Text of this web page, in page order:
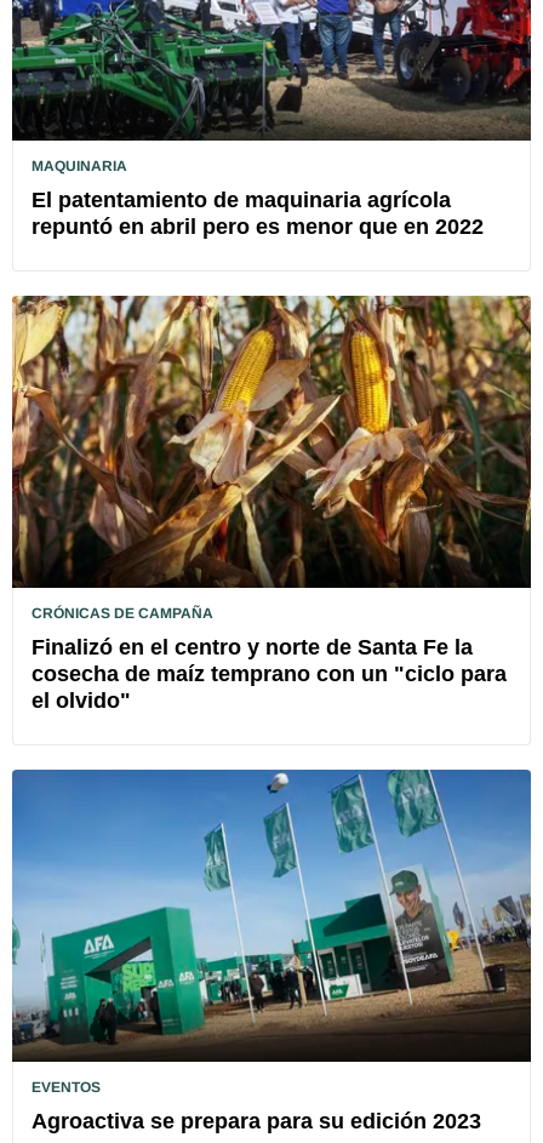
MAQUINARIA
El patentamiento de maquinaria agrícola
repuntó en abril pero es menor que en 2022
CRÓNICAS DE CAMPAÑA
Finalizó en el centro y norte de Santa Fe la
cosecha de maíz temprano con un "ciclo para
el olvido"
EVENTOS
Agroactiva se prepara para su edición 2023